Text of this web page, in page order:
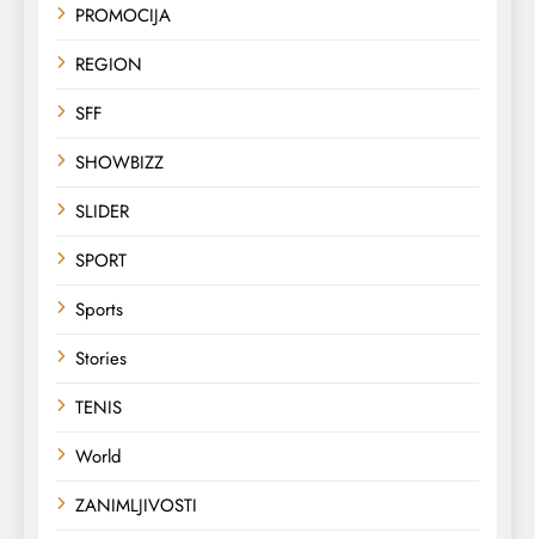
PROMOCIJA
REGION
SFF
SHOWBIZZ
SLIDER
SPORT
Sports
Stories
TENIS
World
ZANIMLJIVOSTI